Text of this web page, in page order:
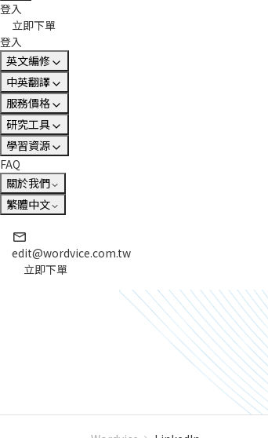
登入
立即下單
登入
英文編修
中英翻譯
服務價格
研究工具
學習資源
FAQ
關於我們
繁體中文
edit@wordvice.com.tw
立即下單